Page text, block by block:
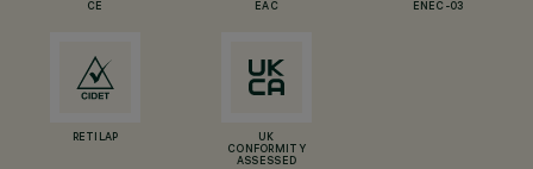
CE EAC ENEC-03
RETILAP
UK
CONFORMITY
ASSESSED